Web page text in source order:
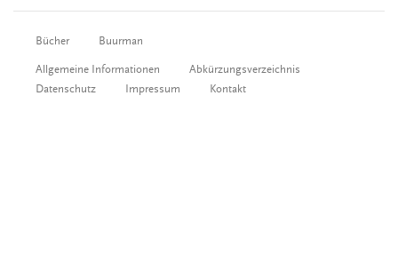
Bücher Buurman
Allgemeine Informationen
Abkürzungsverzeichnis
Datenschutz
Impressum Kontakt